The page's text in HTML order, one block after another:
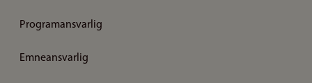
Programansvarlig
Emneansvarlig